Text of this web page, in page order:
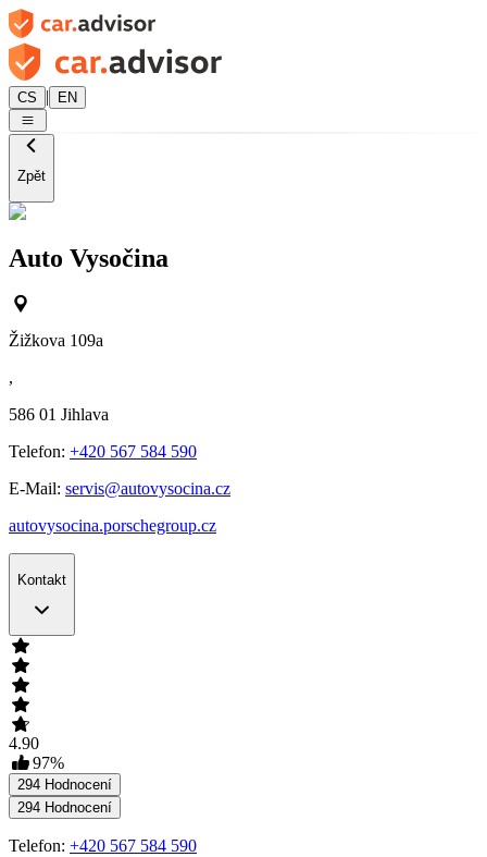
CS | EN
Zpět
Auto Vysočina
Žižkova 109a
,
586 01 Jihlava
Telefon: +420 567 584 590
E-Mail: servis@autovysocina.cz
autovysocina.porschegroup.cz
Kontakt
4.90
97%
294 Hodnocení
294 Hodnocení
Telefon: +420 567 584 590